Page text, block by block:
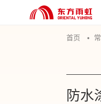
首页
防水